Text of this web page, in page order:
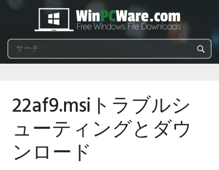
22af9.msiトラブルシ
ューティングとダウ
ンロード